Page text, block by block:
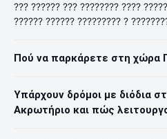
??? ?????? ??? ???????? ????
?????? ?????? ????????? ?
Πού να παρκάρετε στη χώρα
Υπάρχουν δρόμοι με διόδια
Ακρωτήριο και πώς